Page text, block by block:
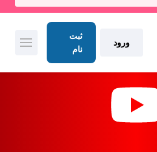
ورود
ثبت
نام